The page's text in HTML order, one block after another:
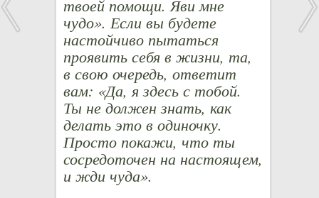
твоей помощи. Яви мне
чудо». Если вы будете
настойчиво пытаться
проявить себя в жизни, та,
в свою очередь, ответит
вам: «Да, я здесь с тобой.
Ты не должен знать, как
делать это в одиночку.
Просто покажи, что ты
сосредоточен на настоящем,
и жди чуда».